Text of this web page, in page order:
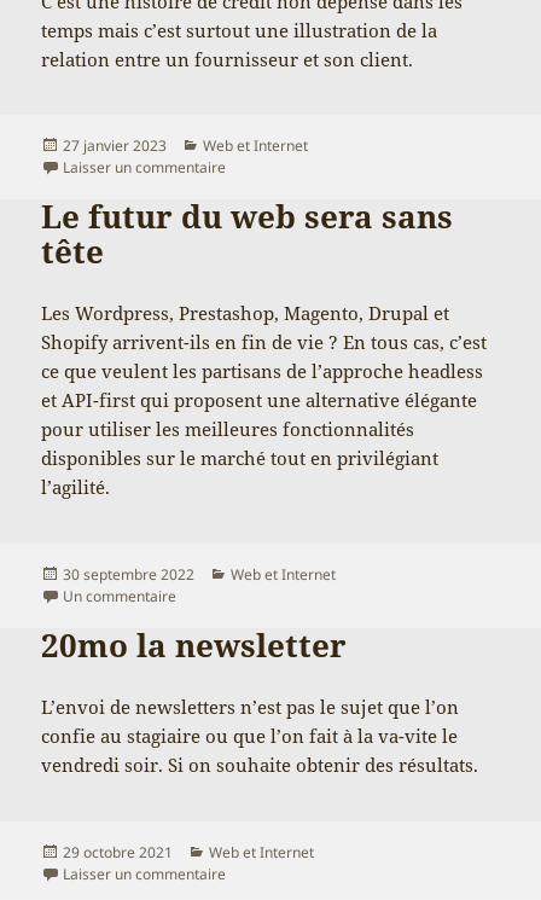
temps mais c’est surtout une illustration de la
relation entre un fournisseur et son client.
Publié
le
27 janvier 2023 Catégories
Web et Internet
Laisser un commentairesur Un peu de bon sens pour une meilleure
Le futur du web sera sans
tête
Les Wordpress, Prestashop, Magento, Drupal et
Shopify arrivent-ils en fin de vie ? En tous cas, c’est
ce que veulent les partisans de l’approche headless
et API-first qui proposent une alternative élégante
pour utiliser les meilleures fonctionnalités
disponibles sur le marché tout en privilégiant
l’agilité.
Publié
le
30 septembre 2022 Catégories
Web et Internet
Un commentairesur Le futur du web sera sans tête
20mo la newsletter
L’envoi de newsletters n’est pas le sujet que l’on
confie au stagiaire ou que l’on fait à la va-vite le
vendredi soir. Si on souhaite obtenir des résultats.
Publié
le
29 octobre 2021 Catégories
Web et Internet
Laisser un commentairesur 20mo la newsletter